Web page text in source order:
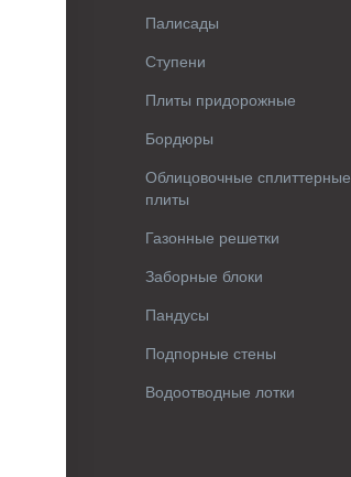
Палисады
Ступени
Плиты придорожные
Бордюры
Облицовочные сплиттерные
плиты
Газонные решетки
Заборные блоки
Пандусы
Подпорные стены
Водоотводные лотки